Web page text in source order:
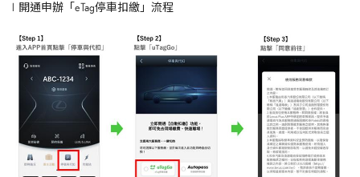
l 開通申辦「eTag停車扣繳」流程